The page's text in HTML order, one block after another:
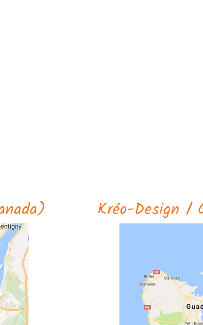
Kréo-Design /